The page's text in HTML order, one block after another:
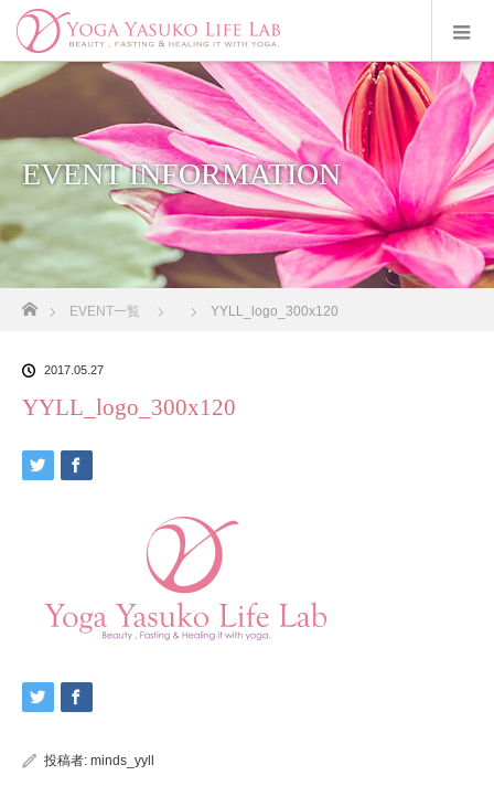
EVENT INFORMATION
EVENT一覧 YYLL_logo_300x120
2017.05.27
YYLL_logo_300x120
投稿者: minds_yyll